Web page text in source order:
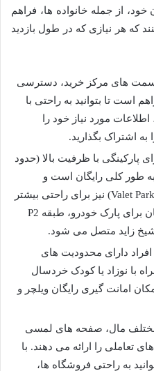
خود، از جمله خانواده ها، فراهم
که هر نیازی که در طول بازدید
های مرکز خرید، دسترسی
است تا بتوانید به راحتی با
اطلاعات مورد نیاز خود را
اشتراک بگذارید.
پارکینگی با ظرفیت بالا (حدود
به طور کلی رایگان است و
خدمات «والت پارکینگ» (Valet Parking) نیز برای راحتی بیشتر
در دسترس است. بهترین مکان برای پارک خودرو، طبقه P2
زاید متصل می شود.
دارای محدودیت های
با نوزاد یا کودک خردسال
امانت گیری رایگان ویلچر و
مال، صفحه های لمسی
تعاملی را ارائه می دهند. با
به راحتی فروشگاه ها،